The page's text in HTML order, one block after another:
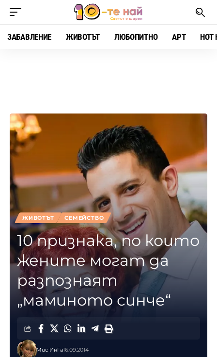
ЗАБАВЛЕНИЕ ЖИВОТЪТ ЛЮБОПИТНО АРТ HOT
ЖИВОТЪТ СЕМЕЙСТВО
10 признака, по които
жените могат да
разпознаят
„маминото синче“
Мис ИнГа16.09.2014